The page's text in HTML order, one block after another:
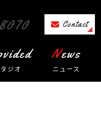
Contact
ジオ
News
ニュース